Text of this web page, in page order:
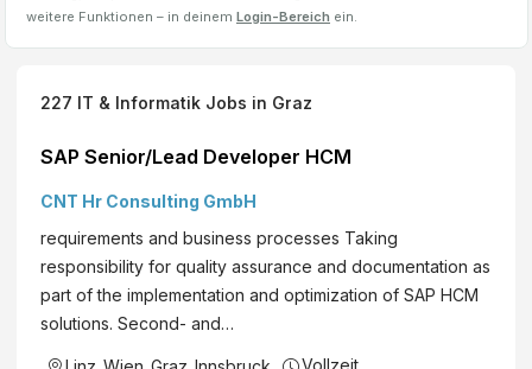
weitere Funktionen – in deinem Login-Bereich ein.
227 IT & Informatik Jobs in Graz
SAP Senior/Lead Developer HCM
CNT Hr Consulting GmbH
requirements and business processes Taking
responsibility for quality assurance and documentation as
part of the implementation and optimization of SAP HCM
solutions. Second- and…
Vollzeit